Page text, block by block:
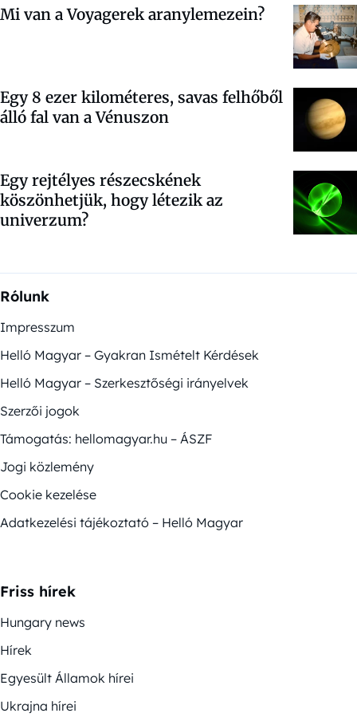
Mi van a Voyagerek aranylemezein?
Egy 8 ezer kilométeres, savas felhőből
álló fal van a Vénuszon
Egy rejtélyes részecskének
köszönhetjük, hogy létezik az
univerzum?
Rólunk
Impresszum
Helló Magyar – Gyakran Ismételt Kérdések
Helló Magyar – Szerkesztőségi irányelvek
Szerzői jogok
Támogatás: hellomagyar.hu – ÁSZF
Jogi közlemény
Cookie kezelése
Adatkezelési tájékoztató – Helló Magyar
Friss hírek
Hungary news
Hírek
Egyesült Államok hírei
Ukrajna hírei